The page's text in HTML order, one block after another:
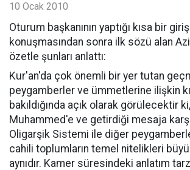
10 Ocak 2010
Oturum başkanının yaptığı kısa bir giriş
konuşmasından sonra ilk sözü alan
özetle şunları anlattı:
Kur'an'da çok önemli bir yer tutan
peygamberler ve ümmetlerine ilişkin
bakıldığında açık olarak görülecektir
Muhammed'e ve getirdiği mesaja
Oligarşik Sistemi ile diğer
cahili toplumların temel nitelikleri
aynıdır. Kamer süresindeki anlatım